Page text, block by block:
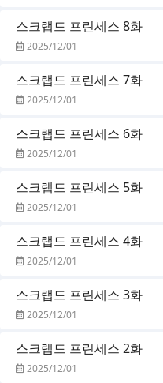
스크랩드 프린세스 8화
2025/12/01
스크랩드 프린세스 7화
2025/12/01
스크랩드 프린세스 6화
2025/12/01
스크랩드 프린세스 5화
2025/12/01
스크랩드 프린세스 4화
2025/12/01
스크랩드 프린세스 3화
2025/12/01
스크랩드 프린세스 2화
2025/12/01